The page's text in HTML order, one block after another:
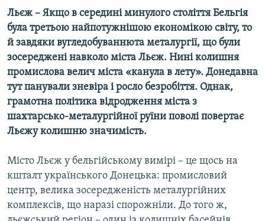
ДОЛУЧАЙСЯ!
Усі сайти RFE/RL
Льєж – Якщо в середині минулого століття Бельгія
була третьою найпотужнішою економікою світу, то
й завдяки вугледобуваннюта металургії, що були
зосереджені навколо міста Льєж. Нині колишня
промислова велич міста «канула в лету». Донедавна
тут панували зневіра і росло безробіття. Однак,
грамотна політика відродження міста з
шахтарсько-металургійної руїни поволі повертає
Льєжу колишню значимість.
Місто Льєж у бельгійському вимірі – це щось на
кшталт українського Донецька: промисловий
центр, велика зосередженість металургійних
комплексів, що наразі спорожніли. До того ж,